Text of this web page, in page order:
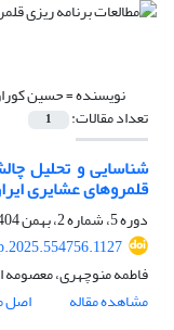
نویسنده =حسین
تعداد مقالات: 1
شناسایی و تحلیل
قلمروهای عشایری
دوره 5، شماره 2، بهمن 1404، صفحه
فاطمه منوچهری، معصومه
مشاهده مقاله
اصل